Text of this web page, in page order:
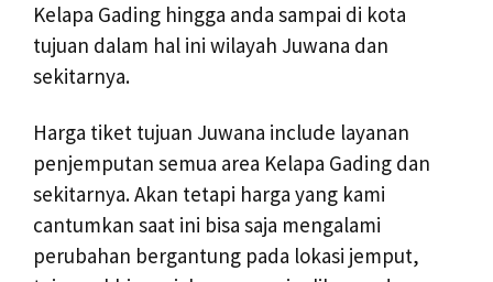
Kelapa Gading hingga anda sampai di kota
tujuan dalam hal ini wilayah Juwana dan
sekitarnya.
Harga tiket tujuan Juwana include layanan
penjemputan semua area Kelapa Gading dan
sekitarnya. Akan tetapi harga yang kami
cantumkan saat ini bisa saja mengalami
perubahan bergantung pada lokasi jemput,